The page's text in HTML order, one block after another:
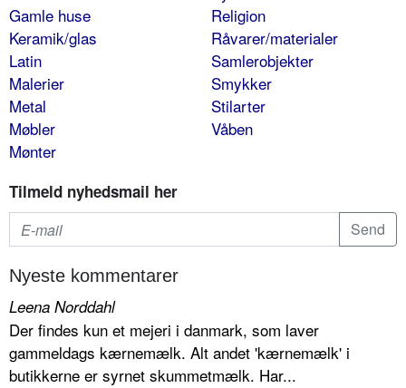
Gamle huse
Keramik/glas
Latin
Malerier
Metal
Møbler
Mønter
Religion
Råvarer/materialer
Samlerobjekter
Smykker
Stilarter
Våben
Tilmeld nyhedsmail her
Nyeste kommentarer
Leena Norddahl
Der findes kun et mejeri i danmark, som laver
gammeldags kærnemælk. Alt andet 'kærnemælk' i
butikkerne er syrnet skummetmælk. Har...